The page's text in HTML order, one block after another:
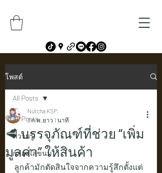
โพสต์
All Posts
ความรู้
กล่องใส่ขนม
All Posts
🥩 บรรจุภัณฑ์ที่ช่วย “เพิ่ม
มูลค่า” ให้สินค้า
Nutcha KSP.
3 ก.พ. ยาว 1 นาที
ลูกค้ามักตัดสินใจจากความรู้สึกตั้งแต่